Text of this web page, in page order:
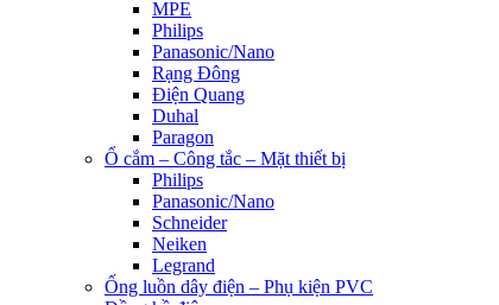
MPE
Philips
Panasonic/Nano
Rạng Đông
Điện Quang
Duhal
Paragon
Ổ cắm – Công tắc – Mặt thiết bị
Philips
Panasonic/Nano
Schneider
Neiken
Legrand
Ống luồn dây điện – Phụ kiện PVC